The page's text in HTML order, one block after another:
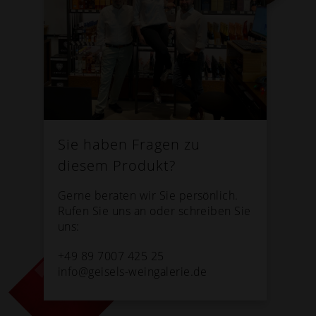
Sie haben Fragen zu
diesem Produkt?
Gerne beraten wir Sie persönlich.
Rufen Sie uns an oder schreiben Sie
uns:
+49 89 7007 425 25
info@geisels-weingalerie.de